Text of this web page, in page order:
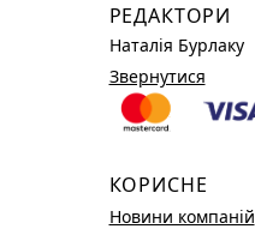
РЕДАКТОРИ
Наталія Бурлаку
Звернутися
КОРИСНЕ
Новини компаній